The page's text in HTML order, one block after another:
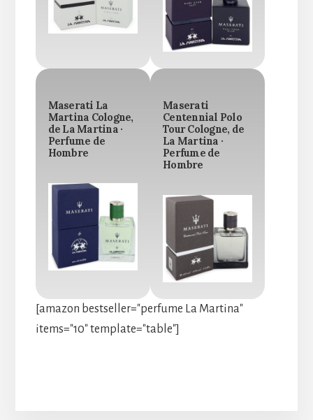
Maserati La
Martina Cologne,
de La Martina ·
Perfume de
Hombre
Maserati
Centennial Polo
Tour Cologne, de
La Martina ·
Perfume de
Hombre
[amazon bestseller="perfume La Martina"
items="10" template="table"]